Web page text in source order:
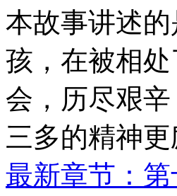
本故事讲述
孩，在被相
会，历尽艰
三多的精神
最新章节：